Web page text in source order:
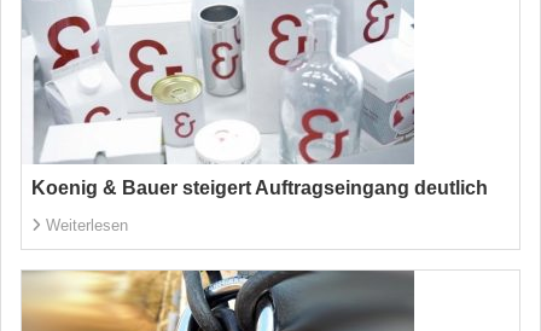
Koenig & Bauer steigert Auftragseingang deutlich
Weiterlesen